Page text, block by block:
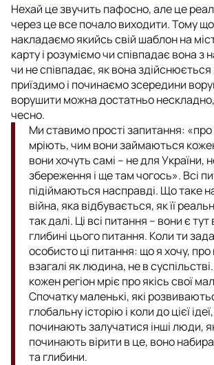
Нехай це звучить пафосно, але це
через це все почало виходити. Тому
накладаємо якийсь свій шаблон на
карту і розуміємо чи співпадає вона з
чи не співпадає, як вона здійснюється
приїздимо і починаємо зсередини
ворушити можна достатньо
чесно.
Ми ставимо прості запитання:
мріють, чим вони займаються
вони хочуть самі – не для України,
збереження і ще там чогось». Всі
підіймаються насправді. Що таке
війна, яка відбувається, як її
так далі. Ці всі питання – вони є
глибині цього питання. Коли ти
особисто ці питання: що я хочу,
взагалі як людина, не в
кожен регіон мріє про якісь свої
Спочатку маленькі, які
глобальну історію і коли до цієї
починають залучатися інші люди,
починають вірити в це, воно
та глибини.